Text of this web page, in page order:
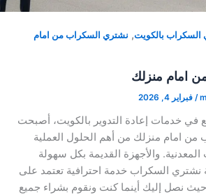
بالكويت,نشتري السكراب من امام
امام منزلك
فبراير 4, 2026
خدمات إعادة التدوير بالكويت، أصبحت
امام منزلك من أهم الحلول العملية
والأجهزة القديمة بكل سهولة
السكراب خدمة احترافية تعتمد على
نصل إليك أينما كنت ونقوم بشراء جميع